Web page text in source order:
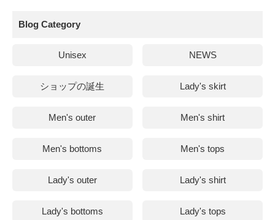
Blog Category
Unisex NEWS
ショップの誕生 Lady's skirt
Men's outer Men's shirt
Men's bottoms Men's tops
Lady's outer Lady's shirt
Lady's bottoms Lady's tops